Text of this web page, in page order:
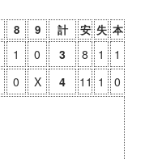
8 9 計 安 失 本
1 0 3 8 1
1
0 X 4 11 1
0